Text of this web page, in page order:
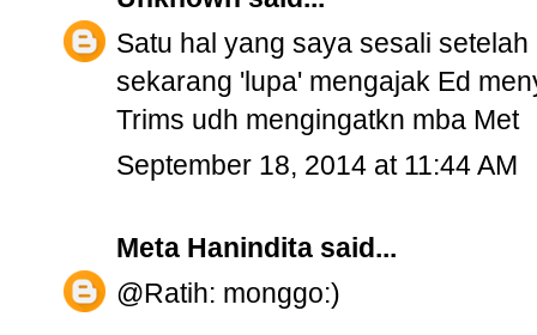
Satu hal yang saya sesali
sekarang 'lupa' mengajak Ed
Trims udh mengingatkn mba Met
September 18, 2014 at 11:44 AM
Meta Hanindita said...
@Ratih: monggo:)